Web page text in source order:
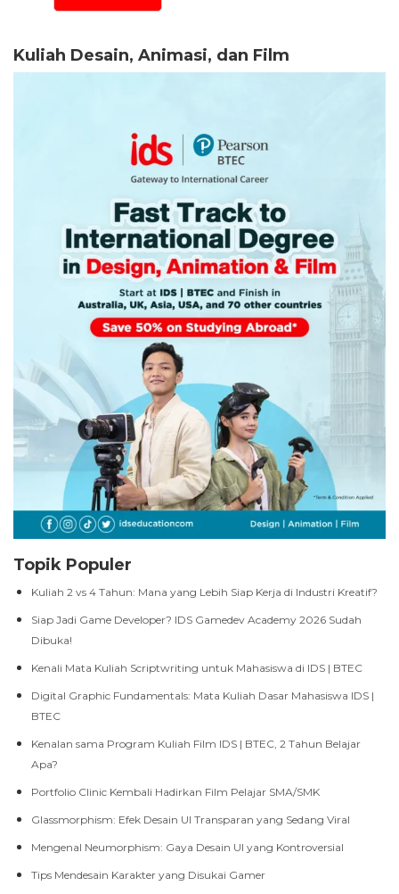
Kuliah Desain, Animasi, dan Film
Topik Populer
Kuliah 2 vs 4 Tahun: Mana yang Lebih Siap Kerja di Industri Kreatif?
Siap Jadi Game Developer? IDS Gamedev Academy 2026 Sudah
Dibuka!
Kenali Mata Kuliah Scriptwriting untuk Mahasiswa di IDS | BTEC
Digital Graphic Fundamentals: Mata Kuliah Dasar Mahasiswa IDS |
BTEC
Kenalan sama Program Kuliah Film IDS | BTEC, 2 Tahun Belajar
Apa?
Portfolio Clinic Kembali Hadirkan Film Pelajar SMA/SMK
Glassmorphism: Efek Desain UI Transparan yang Sedang Viral
Mengenal Neumorphism: Gaya Desain UI yang Kontroversial
Tips Mendesain Karakter yang Disukai Gamer